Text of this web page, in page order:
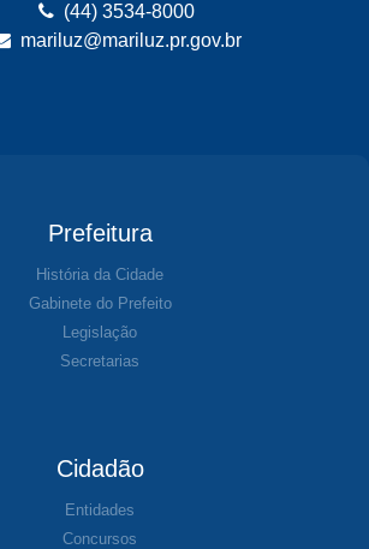
(44) 3534-8000
mariluz@mariluz.pr.gov.br
Prefeitura
História da Cidade
Gabinete do Prefeito
Legislação
Secretarias
Cidadão
Entidades
Concursos